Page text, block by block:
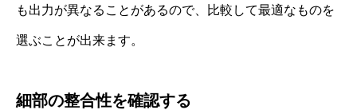
も出力が異なることがあるので、比較して最適なものを
選ぶことが出来ます。
細部の整合性を確認する